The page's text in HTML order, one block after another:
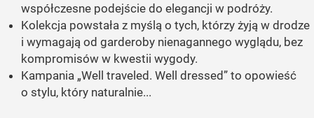
współczesne podejście do elegancji w podróży.
Kolekcja powstała z myślą o tych, którzy żyją w drodze
i wymagają od garderoby nienagannego wyglądu, bez
kompromisów w kwestii wygody.
Kampania „Well traveled. Well dressed” to opowieść
o stylu, który naturalnie...